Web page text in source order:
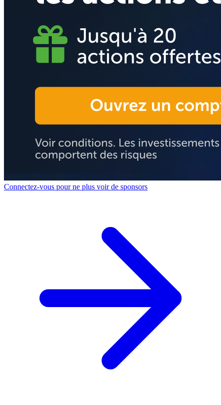
Connectez-vous pour ne plus voir de sponsors